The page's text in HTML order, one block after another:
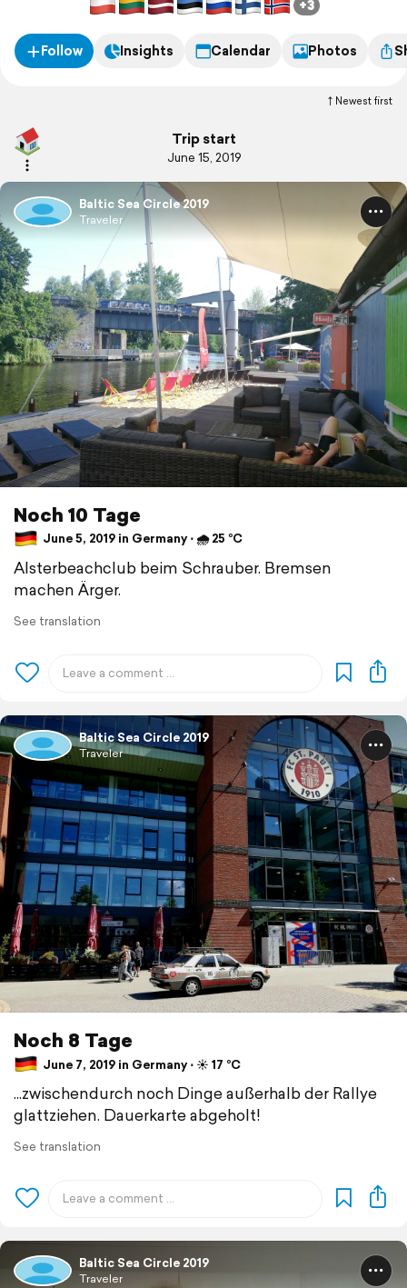
+3
Follow Insights Calendar Photos
Newest first
Trip start
June 15, 2019
Baltic Sea Circle 2019
Traveler
Noch 10 Tage
June 5, 2019 in Germany ⋅ 🌧 25 °C
Alsterbeachclub beim Schrauber. Bremsen
machen Ärger.
See translation
Baltic Sea Circle 2019
Traveler
Noch 8 Tage
June 7, 2019 in Germany ⋅ ☀️ 17 °C
...zwischendurch noch Dinge außerhalb der Rallye
glattziehen. Dauerkarte abgeholt!
See translation
Baltic Sea Circle 2019
Traveler